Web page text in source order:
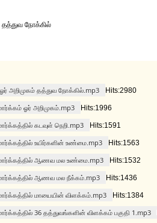
தத்துவ நோக்கில்
அறிமுகம் தத்துவ நோக்கில்.mp3 Hits:2980
ஓர் அறிமுகம்.mp3 Hits:1996
கடவுள் நெறி.mp3 Hits:1591
உயிர்களின் உண்மை.mp3 Hits:1563
ஆணவ மல உண்மை.mp3 Hits:1532
ஆணவ மல நீக்கம்.mp3 Hits:1436
மாயையின் விளக்கம்.mp3 Hits:1384
36 தத்துவங்களின் விளக்கம் பகுதி 1.mp3